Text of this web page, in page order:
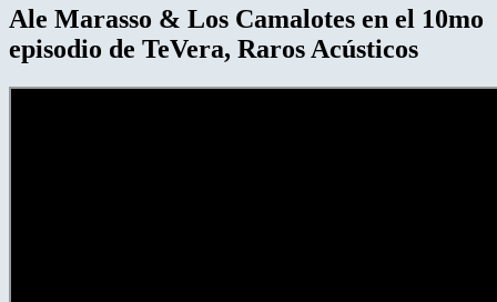
Ale Marasso & Los Camalotes en el 10mo
episodio de TeVera, Raros Acústicos